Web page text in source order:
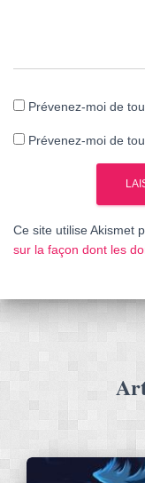
Prévenez-moi de
Prévenez-moi de
Ce site utilise Akismet
sur la façon dont les